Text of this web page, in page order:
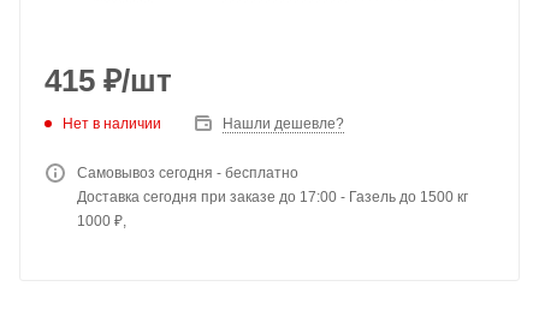
415 ₽/шт
Нет в наличии Нашли дешевле?
Самовывоз сегодня - бесплатно
Доставка сегодня при заказе до 17:00 - Газель до 1500 кг
1000 ₽,